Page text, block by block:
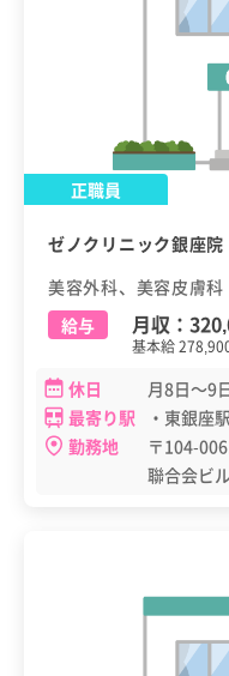
正職員
ゼノクリニック銀座院
美容外科、美容皮膚科
給与
月収：
基本給
休日
月8日～9
最寄り駅
・東銀座
勤務地
〒104-
聯合会ビ